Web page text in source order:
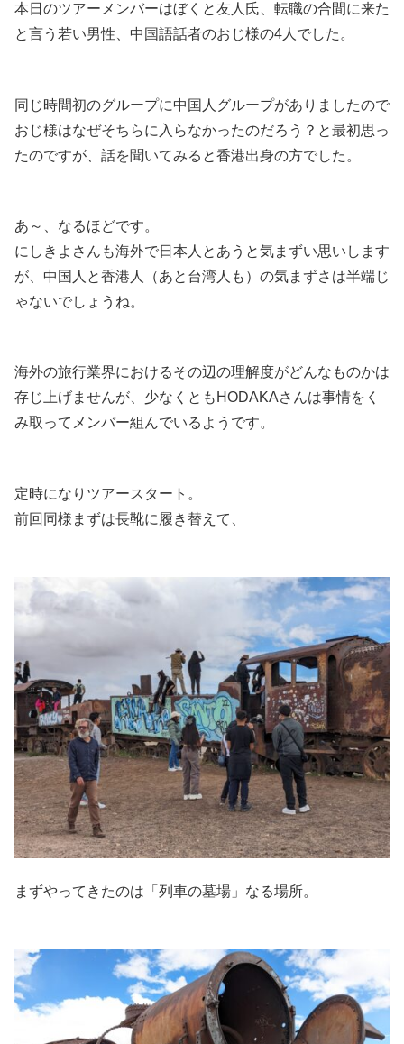
本日のツアーメンバーはぼくと友人氏、転職の合間に来た
と言う若い男性、中国語話者のおじ様の4人でした。
同じ時間初のグループに中国人グループがありましたので
おじ様はなぜそちらに入らなかったのだろう？と最初思っ
たのですが、話を聞いてみると香港出身の方でした。
あ～、なるほどです。
にしきよさんも海外で日本人とあうと気まずい思いします
が、中国人と香港人（あと台湾人も）の気まずさは半端じ
ゃないでしょうね。
海外の旅行業界におけるその辺の理解度がどんなものかは
存じ上げませんが、少なくともHODAKAさんは事情をく
み取ってメンバー組んでいるようです。
定時になりツアースタート。
前回同様まずは長靴に履き替えて、
まずやってきたのは「列車の墓場」なる場所。